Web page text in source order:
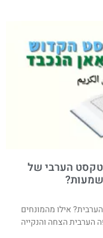
הערבי של
אילו מהמונחים
הצחה והנקייה